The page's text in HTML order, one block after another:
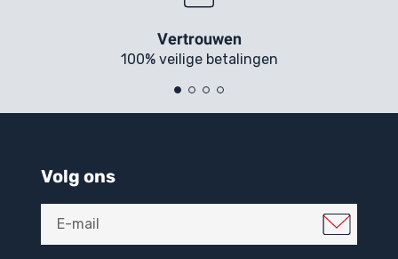
Vertrouwen
100% veilige betalingen
Volg ons